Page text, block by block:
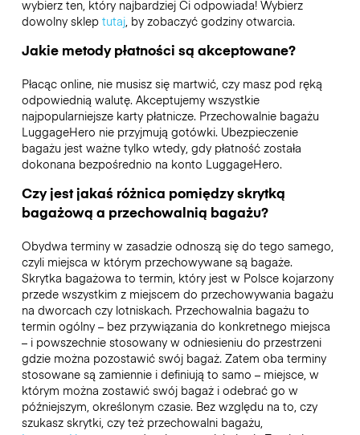
wybierz ten, który najbardziej Ci odpowiada! Wybierz
dowolny sklep tutaj, by zobaczyć godziny otwarcia.
Jakie metody płatności są akceptowane?
Płacąc online, nie musisz się martwić, czy masz pod ręką
odpowiednią walutę. Akceptujemy wszystkie
najpopularniejsze karty płatnicze. Przechowalnie bagażu
LuggageHero nie przyjmują gotówki. Ubezpieczenie
bagażu jest ważne tylko wtedy, gdy płatność została
dokonana bezpośrednio na konto LuggageHero.
Czy jest jakaś różnica pomiędzy skrytką
bagażową a przechowalnią bagażu?
Obydwa terminy w zasadzie odnoszą się do tego samego,
czyli miejsca w którym przechowywane są bagaże.
Skrytka bagażowa to termin, który jest w Polsce kojarzony
przede wszystkim z miejscem do przechowywania bagażu
na dworcach czy lotniskach. Przechowalnia bagażu to
termin ogólny – bez przywiązania do konkretnego miejsca
– i powszechnie stosowany w odniesieniu do przestrzeni
gdzie można pozostawić swój bagaż. Zatem oba terminy
stosowane są zamiennie i definiują to samo – miejsce, w
którym można zostawić swój bagaż i odebrać go w
późniejszym, określonym czasie. Bez względu na to, czy
szukasz skrytki, czy też przechowalni bagażu,